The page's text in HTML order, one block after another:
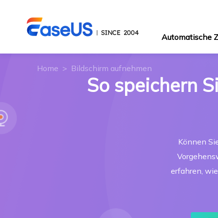
Automatische
Home > Bildschirm aufnehmen
So speichern
Können
erfahren,